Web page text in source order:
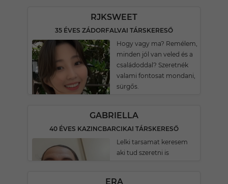
RJKSWEET
35 ÉVES ZÁDORFALVAI TÁRSKERESŐ
Hogy vagy ma? Remélem,
minden jól van veled és a
családoddal? Szeretnék
valami fontosat mondani,
sürgős.
GABRIELLA
40 ÉVES KAZINCBARCIKAI TÁRSKERESŐ
Lelki tarsamat keresem
aki tud szeretni is
ERA